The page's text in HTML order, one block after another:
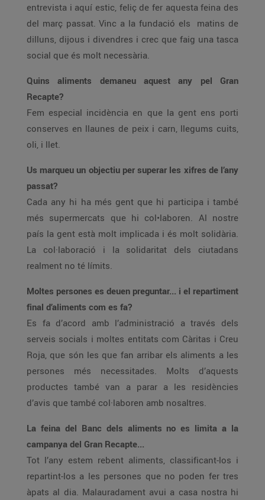
entrevista i aquí estic, feliç de fer aquesta feina des
del març passat. Vinc a la fundació els matins de
dilluns, dijous i divendres i crec que faig una tasca
social que és molt necessària.
Quins aliments demaneu aquest any pel Gran
Recapte?
Fem especial incidència en que la gent ens porti
conserves en llaunes de peix i carn, llegums cuits,
oli, i llet.
Us marqueu un objectiu per superar les xifres de l’any
passat?
Cada any hi ha més gent que hi participa i també
més supermercats que hi col•laboren. Al nostre
país la gent està molt implicada i és molt solidària.
La col·laboració i la solidaritat dels ciutadans
realment no té límits.
Moltes persones es deuen preguntar... i el repartiment
final d’aliments com es fa?
Es fa d’acord amb l’administració a través dels
serveis socials i moltes entitats com Càritas i Creu
Roja, que són les que fan arribar els aliments a les
persones més necessitades. Molts d’aquests
productes també van a parar a les residències
d’avis que també col·laboren amb nosaltres.
La feina del Banc dels aliments no es limita a la
campanya del Gran Recapte...
Tot l’any estem rebent aliments, classificant-los i
repartint-los a les persones que no poden fer tres
àpats al dia. Malauradament avui a casa nostra hi